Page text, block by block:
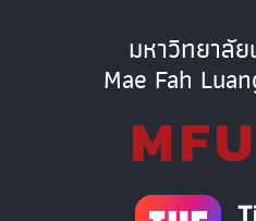
มหาวิทยาลั
Mae Fah